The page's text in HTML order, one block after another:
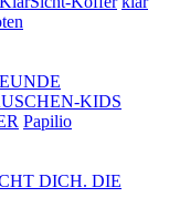
KIDS
Papilio
DICH. DIE